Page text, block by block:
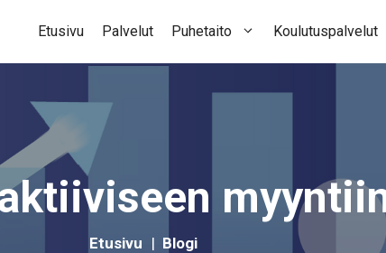
Etusivu Palvelut Puhetaito Koulutuspalvelut
Etusivu | Blogi